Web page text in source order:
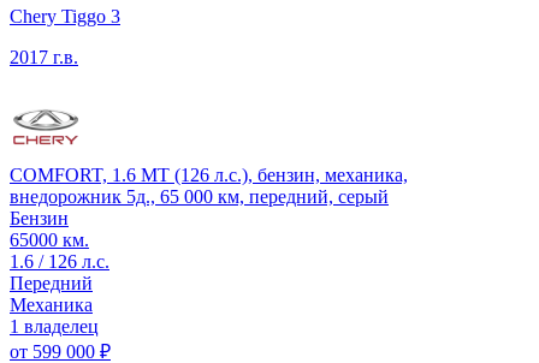
Chery Tiggo 3
2017 г.в.
COMFORT, 1.6 MT (126 л.с.), бензин, механика,
внедорожник 5д., 65 000 км, передний, серый
Бензин
65000 км.
1.6 / 126 л.с.
Передний
Механика
1 владелец
от 599 000 ₽